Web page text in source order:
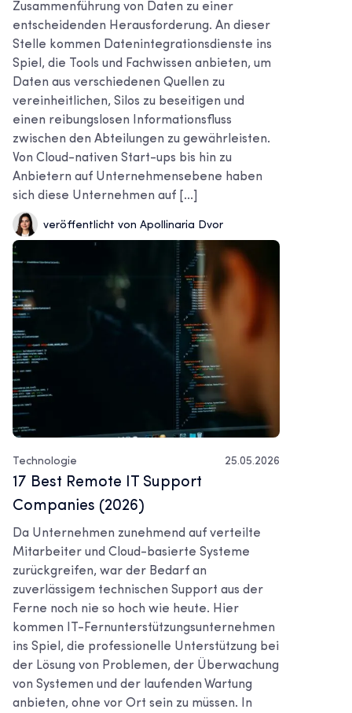
Zusammenführung von Daten zu einer
entscheidenden Herausforderung. An dieser
Stelle kommen Datenintegrationsdienste ins
Spiel, die Tools und Fachwissen anbieten, um
Daten aus verschiedenen Quellen zu
vereinheitlichen, Silos zu beseitigen und
einen reibungslosen Informationsfluss
zwischen den Abteilungen zu gewährleisten.
Von Cloud-nativen Start-ups bis hin zu
Anbietern auf Unternehmensebene haben
sich diese Unternehmen auf [...]
veröffentlicht von Apollinaria Dvor
Technologie 25.05.2026
17 Best Remote IT Support
Companies (2026)
Da Unternehmen zunehmend auf verteilte
Mitarbeiter und Cloud-basierte Systeme
zurückgreifen, war der Bedarf an
zuverlässigem technischen Support aus der
Ferne noch nie so hoch wie heute. Hier
kommen IT-Fernunterstützungsunternehmen
ins Spiel, die professionelle Unterstützung bei
der Lösung von Problemen, der Überwachung
von Systemen und der laufenden Wartung
anbieten, ohne vor Ort sein zu müssen. In